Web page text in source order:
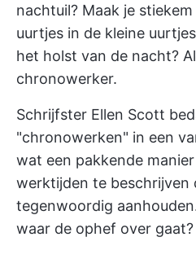
nachtuil? Maak je
uurtjes in de kleine
het holst van de nacht?
chronowerker.
Schrijfster Ellen Scott
"chronowerken" in een
wat een pakkende
werktijden te beschrijven
tegenwoordig
waar de ophef over gaat?